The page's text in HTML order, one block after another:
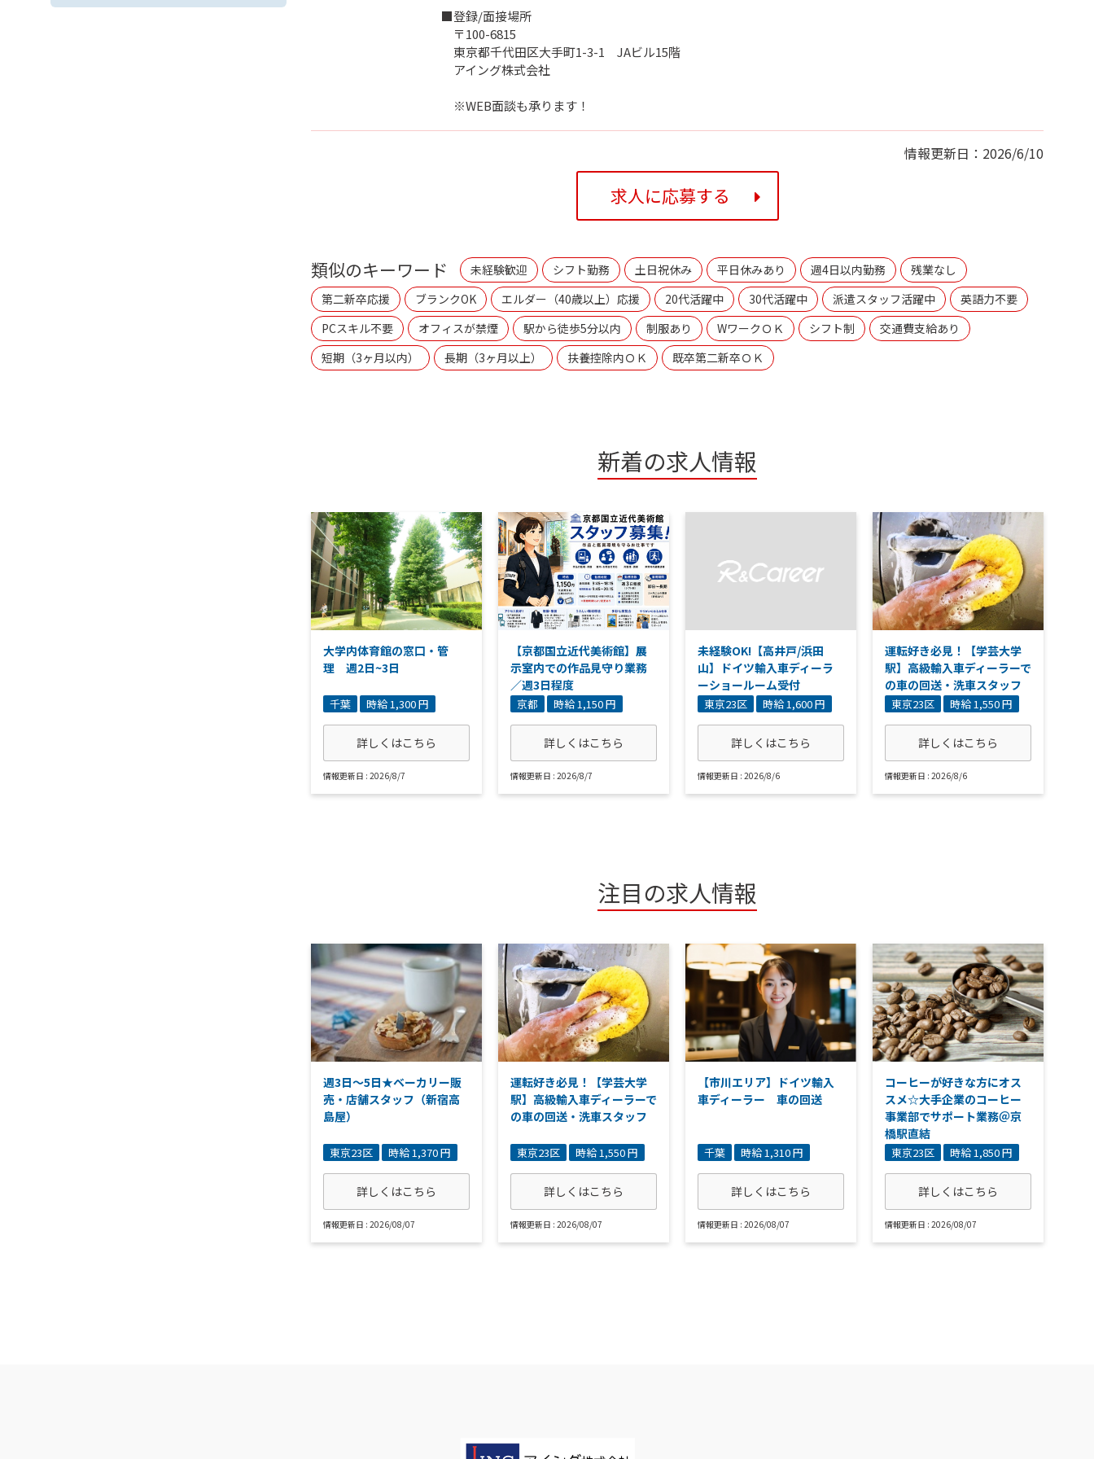
■登録/面接場所
〒100-6815
東京都千代田区大手町1-3-1 JAビル15階
アイング株式会社
※WEB面談も承ります！
情報更新日：2026/6/10
求人に応募する
類似のキーワード 未経験歓迎 シフト勤務 土日祝休み 平日休みあり 週4日以内勤務
残業なし
第二新卒応援
ブランクOK エルダー（40歳以上）応援 20代活躍中 30代活躍中 派遣スタッフ活躍中
英語力不要
PCスキル不要
オフィスが禁煙 駅から徒歩5分以内 制服あり WワークＯＫ シフト制
交通費支給あり
短期（3ヶ月以内）
長期（3ヶ月以上） 扶養控除内ＯＫ 既卒第二新卒ＯＫ
新着の求人情報
大学内体育館の窓口・管
理 週2日~3日
千葉 時給 1,300 円
詳しくはこちら
情報更新日 : 2026/8/7
【京都国立近代美術館】展
示室内での作品見守り業務
／週3日程度
京都 時給 1,150 円
詳しくはこちら
情報更新日 : 2026/8/7
未経験OK!【高井戸/浜田
山】ドイツ輸入車ディーラ
ーショールーム受付
東京23区 時給 1,600 円
詳しくはこちら
情報更新日 : 2026/8/6
運転好き必見！【学芸大学
駅】高級輸入車ディーラーで
の車の回送・洗車スタッフ
東京23区 時給 1,550 円
詳しくはこちら
情報更新日 : 2026/8/6
注目の求人情報
週3日～5日★ベーカリー販
売・店舗スタッフ（新宿高
島屋）
東京23区 時給 1,370 円
詳しくはこちら
情報更新日 : 2026/08/07
運転好き必見！【学芸大学
駅】高級輸入車ディーラーで
の車の回送・洗車スタッフ
東京23区 時給 1,550 円
詳しくはこちら
情報更新日 : 2026/08/07
【市川エリア】ドイツ輸入
車ディーラー 車の回送
千葉 時給 1,310 円
詳しくはこちら
情報更新日 : 2026/08/07
コーヒーが好きな方にオス
スメ☆大手企業のコーヒー
事業部でサポート業務＠京
橋駅直結
東京23区 時給 1,850 円
詳しくはこちら
情報更新日 : 2026/08/07